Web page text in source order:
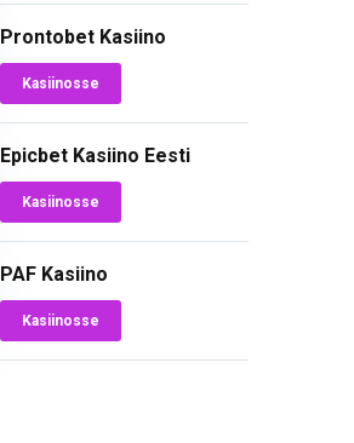
Prontobet Kasiino
Kasiinosse
Epicbet Kasiino Eesti
Kasiinosse
PAF Kasiino
Kasiinosse